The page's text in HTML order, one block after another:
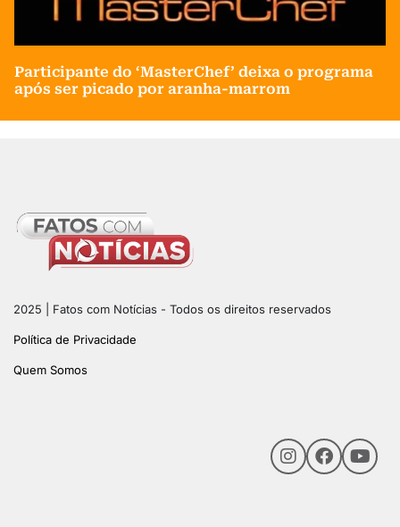
Participante do ‘MasterChef’ deixa o programa
após ser picado por aranha-marrom
2025 | Fatos com Notícias - Todos os direitos reservados
Política de Privacidade
Quem Somos